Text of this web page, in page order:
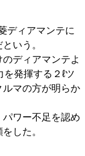
ディアマンテに
いう。
ディアマンテよ
発揮する２ℓツ
マの方が明らか
ワー不足を認め
した。